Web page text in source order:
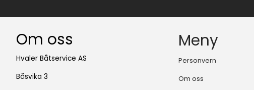
Om oss
Hvaler Båtservice AS
Båsvika 3
Meny
Personvern
Om oss